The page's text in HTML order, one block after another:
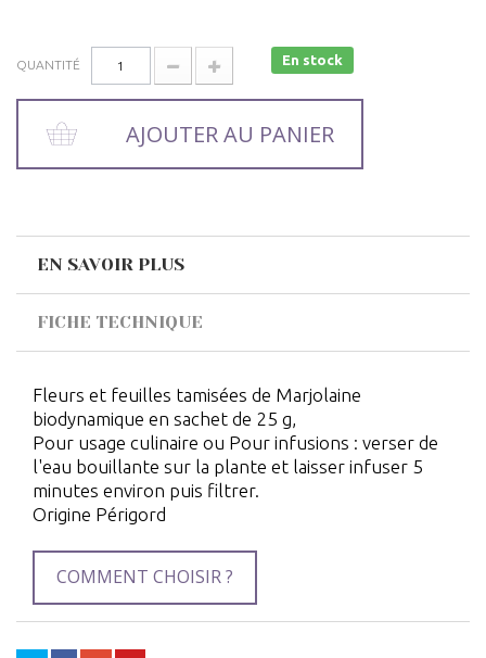
QUANTITÉ En stock
AJOUTER AU PANIER
EN SAVOIR PLUS
FICHE TECHNIQUE
Fleurs et feuilles tamisées de Marjolaine
biodynamique en sachet de 25 g,
Pour usage culinaire ou Pour infusions : verser de
l'eau bouillante sur la plante et laisser infuser 5
minutes environ puis filtrer.
Origine Périgord
COMMENT CHOISIR ?